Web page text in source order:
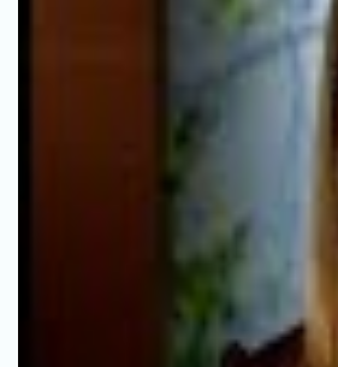
Freiwilligendienst im Ausland mit
Hope for Life in Thailand